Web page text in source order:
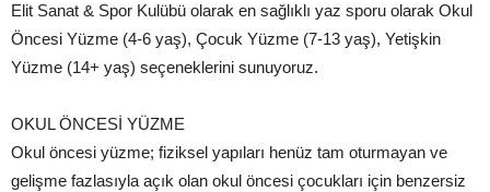
Elit Sanat & Spor Kulübü olarak en sağlıklı yaz sporu olarak Okul
Öncesi Yüzme (4-6 yaş), Çocuk Yüzme (7-13 yaş), Yetişkin
Yüzme (14+ yaş) seçeneklerini sunuyoruz.
OKUL ÖNCESİ YÜZME
Okul öncesi yüzme; fiziksel yapıları henüz tam oturmayan ve
gelişme fazlasıyla açık olan okul öncesi çocukları için benzersiz